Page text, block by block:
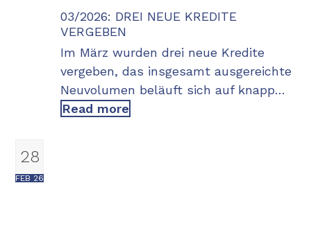
03/2026: DREI NEUE KREDITE
VERGEBEN
Im März wurden drei neue Kredite
vergeben, das insgesamt ausgereichte
Neuvolumen beläuft sich auf knapp…
Read more
28
FEB 26